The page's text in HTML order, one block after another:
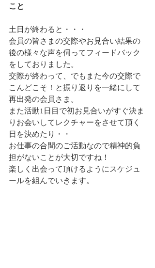
こと
土日が終わると・・・
会員の皆さまの交際やお見合い結果の
後の様々な声を伺ってフィードバック
をしておりました。
交際が終わって、でもまた今の交際で
こんどこそ！と振り返りを一緒にして
再出発の会員さま。
また活動1日目で初お見合いがすぐ決ま
りお会いしてレクチャーをさせて頂く
日を決めたり・・
お仕事の合間のご活動なので精神的負
担がないことが大切ですね！
楽しく出会って頂けるようにスケジュ
ールを組んでいきます。